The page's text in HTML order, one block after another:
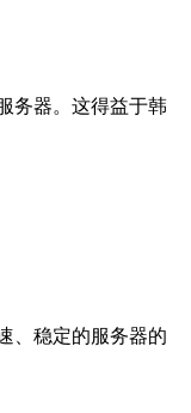
务器。这得益于韩
、稳定的服务器的